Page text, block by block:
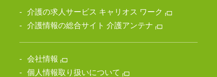
介護の求人サービス キャリオス ワーク
介護情報の総合サイト 介護アンテナ
会社情報
個人情報取り扱いについて